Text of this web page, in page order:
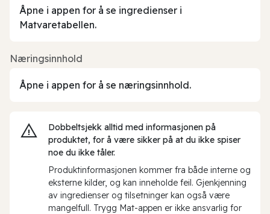
Åpne i appen for å se ingredienser i
Matvaretabellen.
Næringsinnhold
Åpne i appen for å se næringsinnhold.
Dobbeltsjekk alltid med informasjonen på
produktet, for å være sikker på at du ikke spiser
noe du ikke tåler.
Produktinformasjonen kommer fra både interne og
eksterne kilder, og kan inneholde feil. Gjenkjenning
av ingredienser og tilsetninger kan også være
mangelfull. Trygg Mat-appen er ikke ansvarlig for